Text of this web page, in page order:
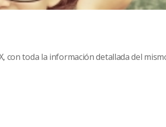
con toda la información detallada del